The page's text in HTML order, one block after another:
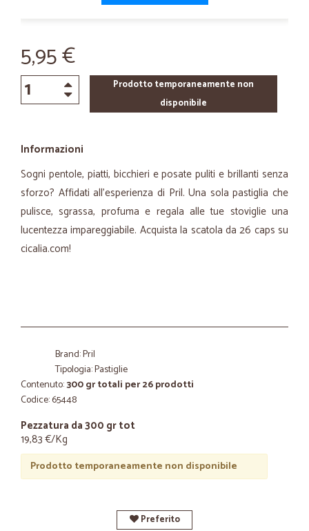
5,95 €
Prodotto temporaneamente non
disponibile
Informazioni
Sogni pentole, piatti, bicchieri e posate puliti e brillanti senza
sforzo? Affidati all'esperienza di Pril. Una sola pastiglia che
pulisce, sgrassa, profuma e regala alle tue stoviglie una
lucentezza impareggiabile. Acquista la scatola da 26 caps su
cicalia.com!
Brand: Pril
Tipologia: Pastiglie
Contenuto:300 gr totali per 26 prodotti
Codice: 65448
Pezzatura da 300 gr tot
19,83 €/Kg
Prodotto temporaneamente non disponibile
Preferito